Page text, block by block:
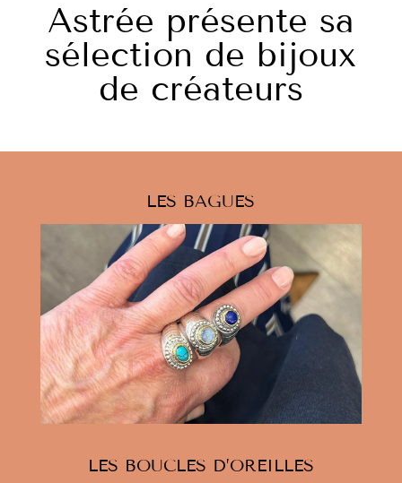
Astrée présente sa
sélection de bijoux
de créateurs
LES BAGUES
LES BOUCLES D’OREILLES